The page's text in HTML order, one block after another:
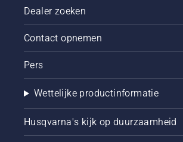
Dealer zoeken
Contact opnemen
Pers
Wettelijke productinformatie
Husqvarna's kijk op duurzaamheid